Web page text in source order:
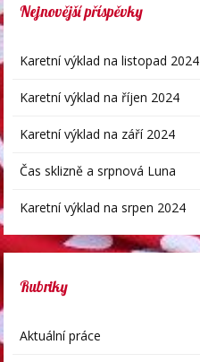
Nejnovější příspěvky
Karetní výklad na listopad 2024
Karetní výklad na říjen 2024
Karetní výklad na září 2024
Čas sklizně a srpnová Luna
Karetní výklad na srpen 2024
Rubriky
Aktuální práce